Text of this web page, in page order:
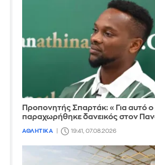
Προπονητής Σπαρτάκ: «Για αυτό ο
παραχωρήθηκε δανεικός στον
ΑΘΛΗΤΙΚΑ 19:41, 07.08.2026